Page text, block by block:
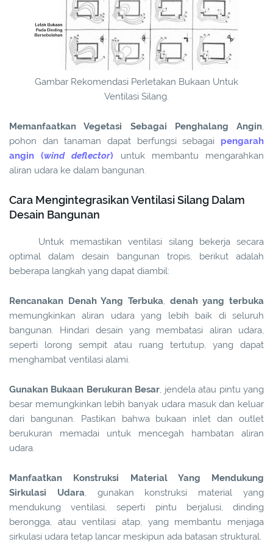
Gambar Rekomendasi Perletakan Bukaan Untuk
Ventilasi Silang.
Memanfaatkan Vegetasi Sebagai Penghalang Angin,
pohon dan tanaman dapat berfungsi sebagai pengarah
angin (wind deflector) untuk membantu mengarahkan
aliran udara ke dalam bangunan.
Cara Mengintegrasikan Ventilasi Silang Dalam
Desain Bangunan
Untuk memastikan ventilasi silang bekerja secara
optimal dalam desain bangunan tropis, berikut adalah
beberapa langkah yang dapat diambil:
Rencanakan Denah Yang Terbuka, denah yang terbuka
memungkinkan aliran udara yang lebih baik di seluruh
bangunan. Hindari desain yang membatasi aliran udara,
seperti lorong sempit atau ruang tertutup, yang dapat
menghambat ventilasi alami.
Gunakan Bukaan Berukuran Besar, jendela atau pintu yang
besar memungkinkan lebih banyak udara masuk dan keluar
dari bangunan. Pastikan bahwa bukaan inlet dan outlet
berukuran memadai untuk mencegah hambatan aliran
udara.
Manfaatkan Konstruksi Material Yang Mendukung
Sirkulasi Udara, gunakan konstruksi material yang
mendukung ventilasi, seperti pintu berjalusi, dinding
berongga, atau ventilasi atap, yang membantu menjaga
sirkulasi udara tetap lancar meskipun ada batasan struktural.